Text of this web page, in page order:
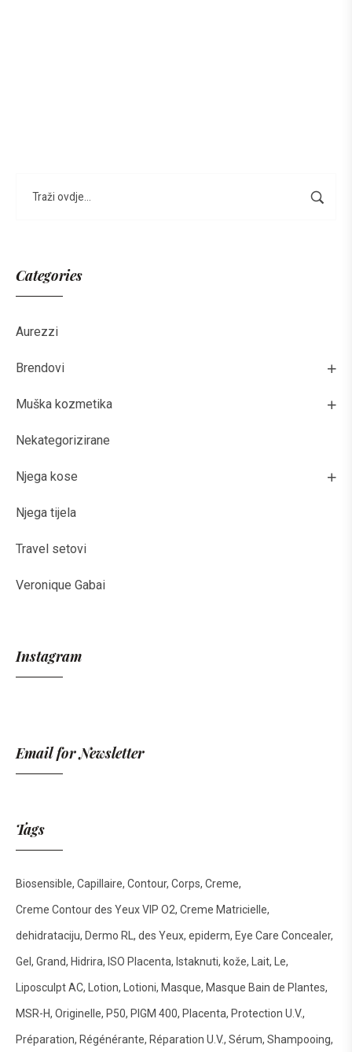
Categories
Aurezzi
Brendovi
Muška kozmetika
Nekategorizirane
Njega kose
Njega tijela
Travel setovi
Veronique Gabai
Instagram
Email for Newsletter
Tags
Biosensible Capillaire Contour Corps Creme
Creme Contour des Yeux VIP O2 Creme Matricielle
dehidrataciju Dermo RL des Yeux epiderm Eye Care Concealer
Gel Grand Hidrira ISO Placenta Istaknuti kože Lait Le
Liposculpt AC Lotion Lotioni Masque Masque Bain de Plantes
MSR-H Originelle P50 PIGM 400 Placenta Protection U.V.
Préparation Régénérante Réparation U.V. Sérum Shampooing